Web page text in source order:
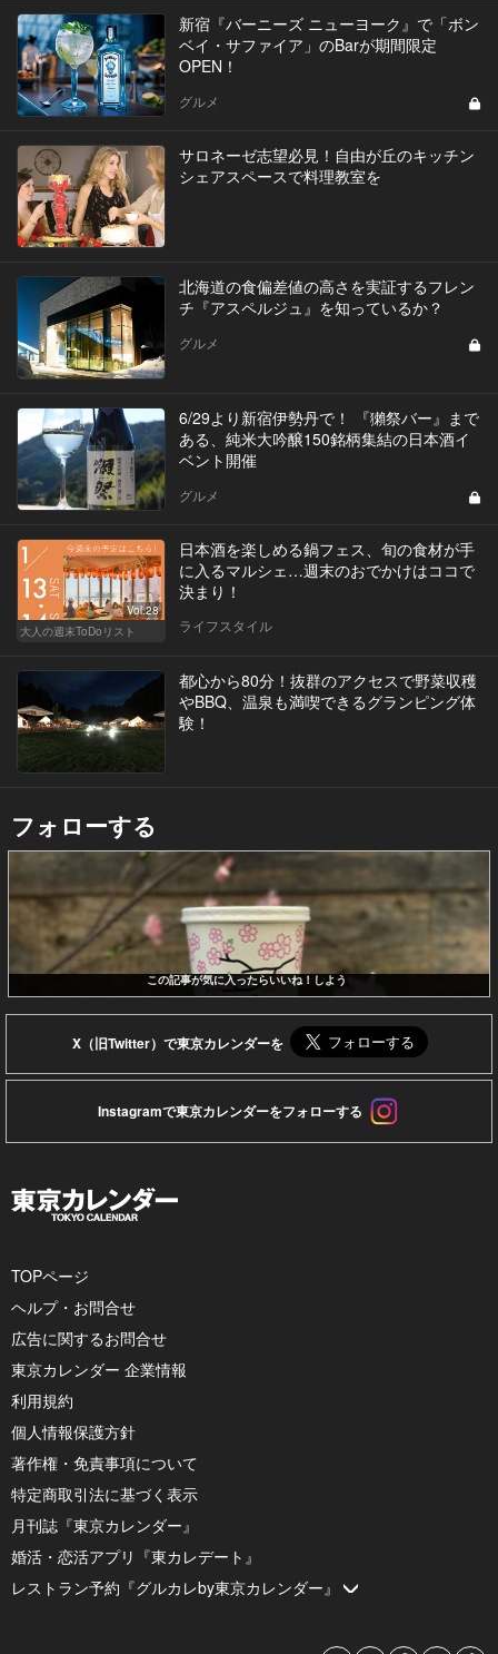
新宿『バーニーズ ニューヨーク』で「ボン
ベイ・サファイア」のBarが期間限定
OPEN！
グルメ
サロネーゼ志望必見！自由が丘のキッチン
シェアスペースで料理教室を
北海道の食偏差値の高さを実証するフレン
チ『アスペルジュ』を知っているか？
グルメ
6/29より新宿伊勢丹で！ 『獺祭バー』まで
ある、純米大吟醸150銘柄集結の日本酒イ
ベント開催
グルメ
Vol.28
大人の週末ToDoリスト
日本酒を楽しめる鍋フェス、旬の食材が手
に入るマルシェ…週末のおでかけはココで
決まり！
ライフスタイル
都心から80分！抜群のアクセスで野菜収穫
やBBQ、温泉も満喫できるグランピング体
験！
フォローする
この記事が気に入ったらいいね！しよう
X（旧Twitter）で東京カレンダーを
Instagramで東京カレンダーをフォローする
TOPページ
ヘルプ・お問合せ
広告に関するお問合せ
東京カレンダー 企業情報
利用規約
個人情報保護方針
著作権・免責事項について
特定商取引法に基づく表示
月刊誌『東京カレンダー』
婚活・恋活アプリ『東カレデート』
レストラン予約『グルカレby東京カレンダー』